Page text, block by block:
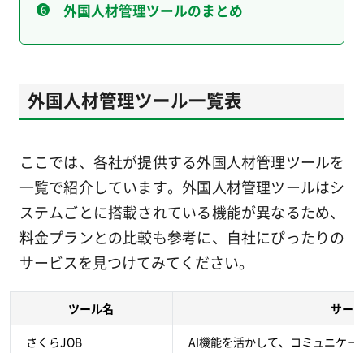
外国人材管理ツールのまとめ
外国人材管理ツール一覧表
ここでは、各社が提供する外国人材管理ツールを
一覧で紹介しています。外国人材管理ツールはシ
ステムごとに搭載されている機能が異なるため、
料金プランとの比較も参考に、自社にぴったりの
サービスを見つけてみてください。
ツール名 サー
さくらJOB AI機能を活かして、コミュニケ